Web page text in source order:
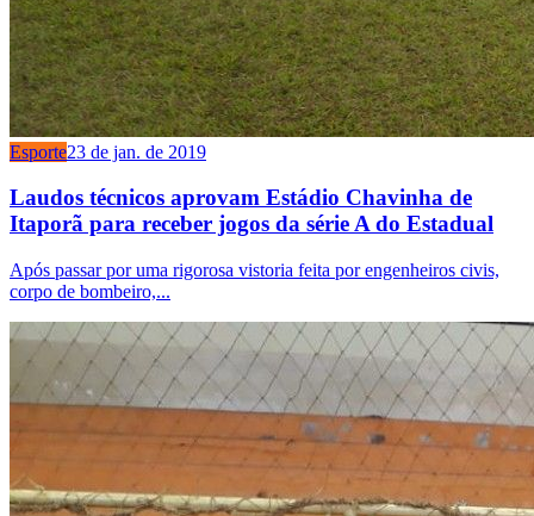
Esporte23 de jan. de 2019
Laudos técnicos aprovam Estádio Chavinha de
Itaporã para receber jogos da série A do Estadual
Após passar por uma rigorosa vistoria feita por engenheiros civis,
corpo de bombeiro,...